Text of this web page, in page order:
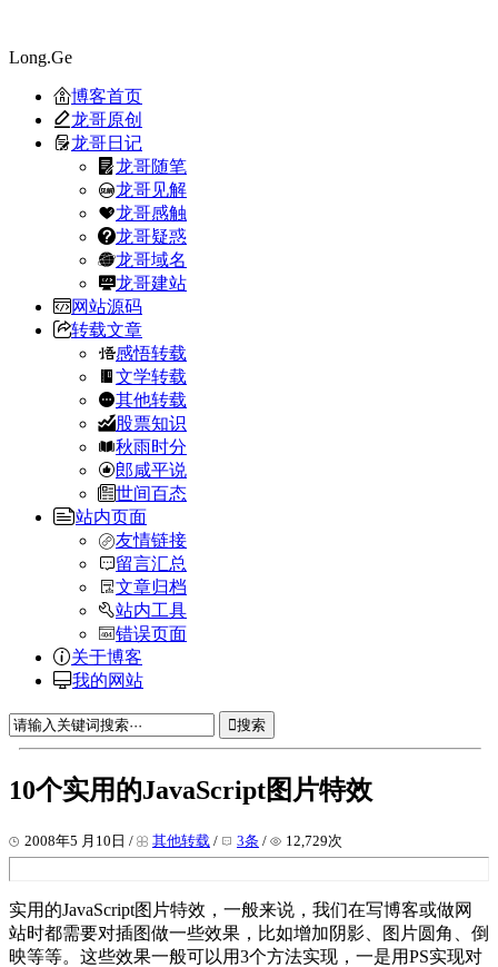
Long.Ge
博客首页
龙哥原创
龙哥日记
龙哥随笔
龙哥见解
龙哥感触
龙哥疑惑
龙哥域名
龙哥建站
网站源码
转载文章
感悟转载
文学转载
其他转载
股票知识
秋雨时分
郎咸平说
世间百态
站内页面
友情链接
留言汇总
文章归档
站内工具
错误页面
关于博客
我的网站
搜索
10个实用的JavaScript图片特效
2008年5 月10日 / 其他转载 / 3条 / 12,729次
实用的JavaScript图片特效，一般来说，我们在写博客或做网
站时都需要对插图做一些效果，比如增加阴影、图片圆角、倒
映等等。这些效果一般可以用3个方法实现，一是用PS实现对